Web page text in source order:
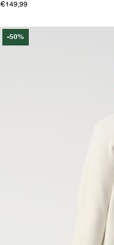
€149,99
-50%